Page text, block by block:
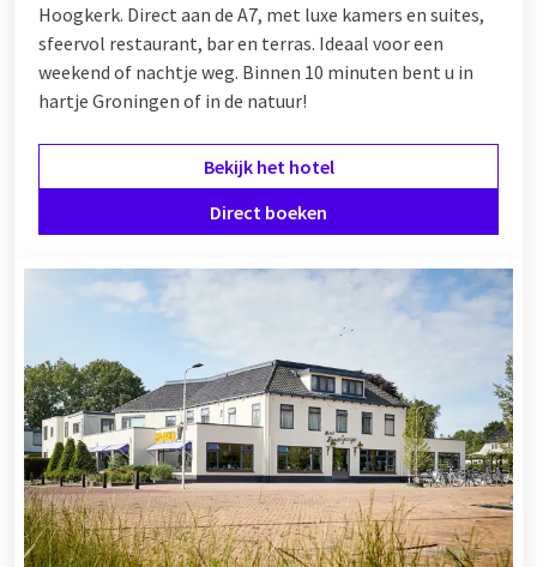
Hoogkerk. Direct aan de A7, met luxe kamers en suites,
sfeervol restaurant, bar en terras. Ideaal voor een
weekend of nachtje weg. Binnen 10 minuten bent u in
hartje Groningen of in de natuur!
Bekijk het hotel
Direct boeken